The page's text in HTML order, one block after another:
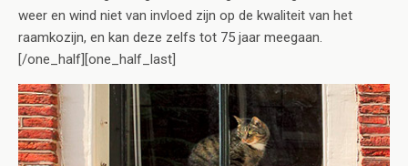
weer en wind niet van invloed zijn op de kwaliteit van het
raamkozijn, en kan deze zelfs tot 75 jaar meegaan.
[/one_half][one_half_last]